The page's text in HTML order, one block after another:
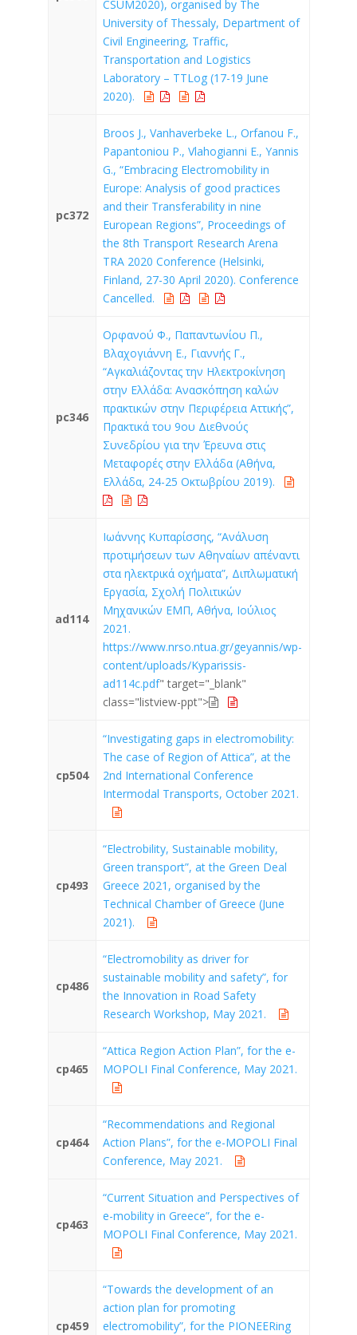
CSUM2020), organised by The
University of Thessaly, Department of
Civil Engineering, Traffic,
Transportation and Logistics
Laboratory – TTLog (17-19 June
2020).
pc372
Broos J., Vanhaverbeke L., Orfanou F.,
Papantoniou P., Vlahogianni E., Yannis
G., “Embracing Electromobility in
Europe: Analysis of good practices
and their Transferability in nine
European Regions”, Proceedings of
the 8th Transport Research Arena
TRA 2020 Conference (Helsinki,
Finland, 27-30 April 2020). Conference
Cancelled.
pc346
Ορφανού Φ., Παπαντωνίου Π.,
Βλαχογιάννη Ε., Γιαννής Γ.,
“Αγκαλιάζοντας την Ηλεκτροκίνηση
στην Ελλάδα: Ανασκόπηση καλών
πρακτικών στην Περιφέρεια Αττικής”,
Πρακτικά του 9ου Διεθνούς
Συνεδρίου για την Έρευνα στις
Μεταφορές στην Ελλάδα (Αθήνα,
Ελλάδα, 24-25 Οκτωβρίου 2019).
ad114
Ιωάννης Κυπαρίσσης, “Ανάλυση
προτιμήσεων των Αθηναίων απέναντι
στα ηλεκτρικά οχήματα”, Διπλωματική
Εργασία, Σχολή Πολιτικών
Μηχανικών ΕΜΠ, Αθήνα, Ιούλιος
2021.
https://www.nrso.ntua.gr/geyannis/wp-
content/uploads/Kyparissis-
ad114c.pdf" target="_blank"
class="listview-ppt">
cp504
“Investigating gaps in electromobility:
The case of Region of Attica”, at the
2nd International Conference
Intermodal Transports, October 2021.
cp493
“Electrobility, Sustainable mobility,
Green transport”, at the Green Deal
Greece 2021, organised by the
Technical Chamber of Greece (June
2021).
cp486
“Electromobility as driver for
sustainable mobility and safety”, for
the Innovation in Road Safety
Research Workshop, May 2021.
cp465
“Attica Region Action Plan”, for the e-
MOPOLI Final Conference, May 2021.
cp464
“Recommendations and Regional
Action Plans”, for the e-MOPOLI Final
Conference, May 2021.
cp463
“Current Situation and Perspectives of
e-mobility in Greece”, for the e-
MOPOLI Final Conference, May 2021.
cp459
“Towards the development of an
action plan for promoting
electromobility”, for the PIONEERing